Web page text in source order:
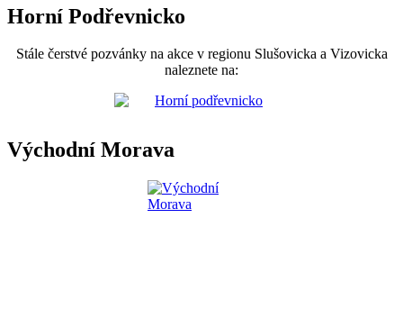
Horní Podřevnicko
Stále čerstvé pozvánky na akce v regionu Slušovicka a Vizovicka
naleznete na:
Východní Morava